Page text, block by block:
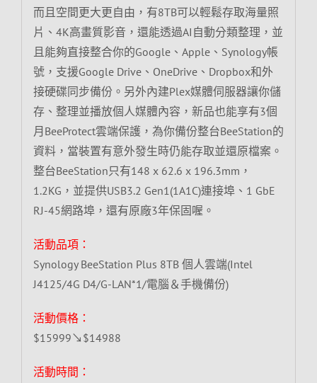
而且空間更大更自由，有8TB可以輕鬆存取海量照
片、4K高畫質影音，還能透過AI自動分類整理，並
且能夠直接整合你的Google、Apple、Synology帳
號，支援Google Drive、OneDrive、Dropbox和外
接硬碟同步備份。另外內建Plex媒體伺服器讓你儲
存、整理並播放個人媒體內容，新品也能享有3個
月BeeProtect雲端保護，為你備份整台BeeStation的
資料，當裝置有意外發生時仍能存取並還原檔案。
整台BeeStation只有148 x 62.6 x 196.3mm，
1.2KG，並提供USB3.2 Gen1(1A1C)連接埠、1 GbE
RJ-45網路埠，還有原廠3年保固喔。
活動品項：
Synology BeeStation Plus 8TB 個人雲端(Intel
J4125/4G D4/G-LAN*1/電腦＆手機備份)
活動價格：
$15999↘$14988
活動時間：